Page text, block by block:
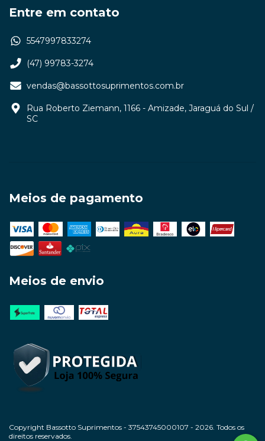
Entre em contato
5547997833274
(47) 99783-3274
vendas@bassottosuprimentos.com.br
Rua Roberto Ziemann, 1166 - Amizade, Jaraguá do Sul /
SC
Meios de pagamento
Meios de envio
Copyright Bassotto Suprimentos - 37543745000107 - 2026. Todos os
direitos reservados.